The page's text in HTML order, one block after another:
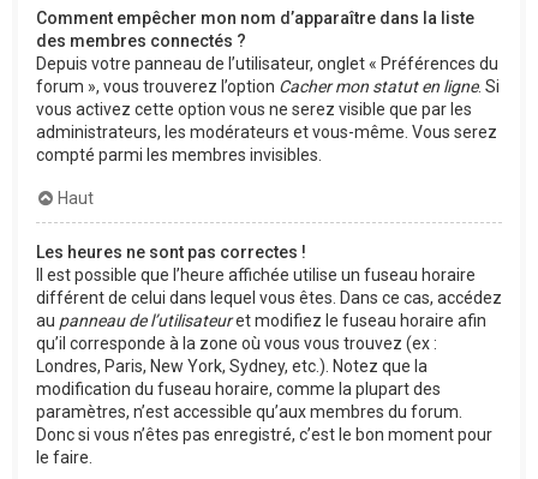
Comment empêcher mon nom d’apparaître dans la liste
des membres connectés ?
Depuis votre panneau de l’utilisateur, onglet « Préférences du
forum », vous trouverez l’option Cacher mon statut en ligne. Si
vous activez cette option vous ne serez visible que par les
administrateurs, les modérateurs et vous-même. Vous serez
compté parmi les membres invisibles.
Haut
Les heures ne sont pas correctes !
Il est possible que l’heure affichée utilise un fuseau horaire
différent de celui dans lequel vous êtes. Dans ce cas, accédez
au panneau de l’utilisateuret modifiez le fuseau horaire afin
qu’il corresponde à la zone où vous vous trouvez (ex :
Londres, Paris, New York, Sydney, etc.). Notez que la
modification du fuseau horaire, comme la plupart des
paramètres, n’est accessible qu’aux membres du forum.
Donc si vous n’êtes pas enregistré, c’est le bon moment pour
le faire.